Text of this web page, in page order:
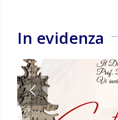
In evidenza